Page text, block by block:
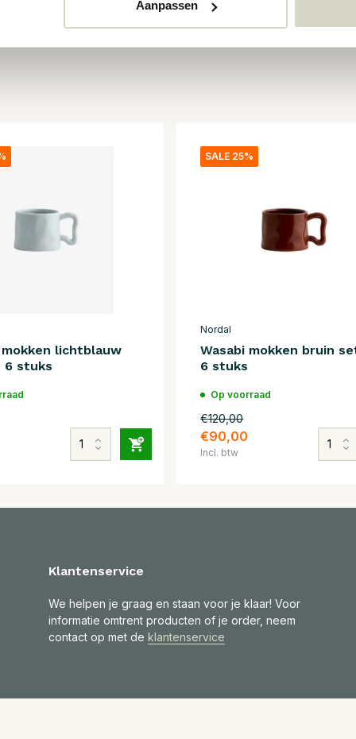
Aanpassen
mokken lichtblauw
6 stuks
SALE 25%
Nordal
Wasabi mokken bruin
6 stuks
Op voorraad
€120,00
€90,00
Incl. btw
Klantenservice
We helpen je graag en staan voor je klaar! Voor
informatie omtrent producten of je order, neem
contact op met de klantenservice